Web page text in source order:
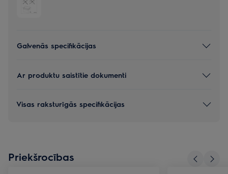
Galvenās specifikācijas
Ar produktu saistītie dokumenti
Visas raksturīgās specifikācijas
Priekšrocības